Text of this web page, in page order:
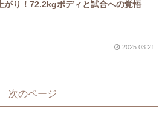
上がり！72.2kgボディと試合への覚悟
2025.03.21
次のページ